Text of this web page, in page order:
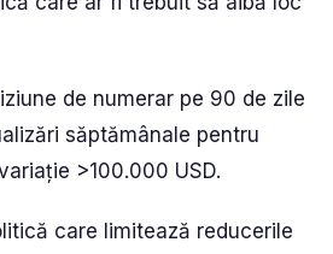
de numerar pe 90 de zile
săptămânale pentru
>100.000 USD.
care limitează reducerile